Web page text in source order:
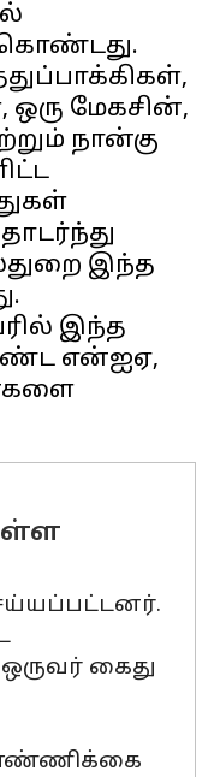
மேகசின்,
நான்கு
இந்த
இந்த
என்ஐஏ,
கைது